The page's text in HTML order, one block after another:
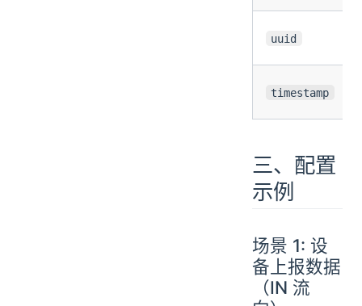
uuid
timestamp
三、配置
示例
场景 1: 设
备上报数据
（IN 流